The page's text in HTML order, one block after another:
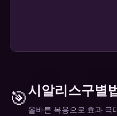
🎯시알리스구별
올바른 복용으로 효과 극